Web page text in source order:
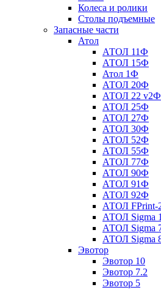
Колеса и ролики
Столы подъемные
Запасные части
Атол
АТОЛ 11Ф
АТОЛ 15Ф
Атол 1Ф
АТОЛ 20Ф
АТОЛ 22 v2Ф
АТОЛ 25Ф
АТОЛ 27Ф
АТОЛ 30Ф
АТОЛ 52Ф
АТОЛ 55Ф
АТОЛ 77Ф
АТОЛ 90Ф
АТОЛ 91Ф
АТОЛ 92Ф
АТОЛ
АТОЛ Sigma
АТОЛ Sigma
АТОЛ Sigma
Эвотор
Эвотор 10
Эвотор 7.2
Эвотор 5